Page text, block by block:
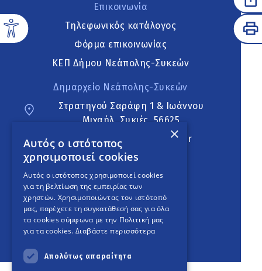
Επικοινωνία
Τηλεφωνικός κατάλογος
Φόρμα επικοινωνίας
ΚΕΠ Δήμου Νεάπολης-Συκεών
Δημαρχείο Νεάπολης-Συκεών
Στρατηγού Σαράφη 1 & Ιωάννου
Μιχαήλ, Συκιές, 56625
neapoli.sykies@ddt.gov.gr
Ακολουθήστε
English Version
An project
×
Αυτός ο ιστότοπος
χρησιμοποιεί cookies
Αυτός ο ιστότοπος χρησιμοποιεί cookies
για τη βελτίωση της εμπειρίας των
χρηστών. Χρησιμοποιώντας τον ιστότοπό
μας, παρέχετε τη συγκατάθεσή σας για όλα
τα cookies σύμφωνα με την Πολιτική μας
για τα cookies. Διαβάστε περισσότερα
Απολύτως απαραίτητα